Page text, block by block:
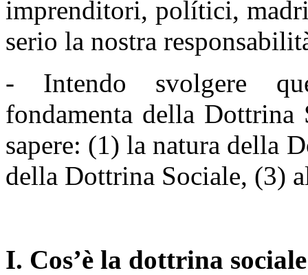
imprenditori, polítici,
serio la nostra
- Intendo svolgere
fondamenta della
sapere: (1) la natura della
della Dottrina Sociale, (3)
I. Cos’è la dottrina